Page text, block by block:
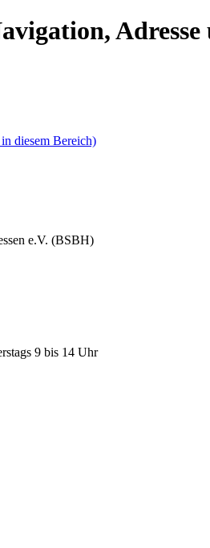
diesem Bereich)
e.V. (BSBH)
9 bis 14 Uhr